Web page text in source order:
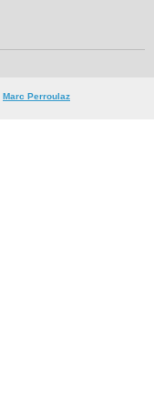
Marc Perroulaz